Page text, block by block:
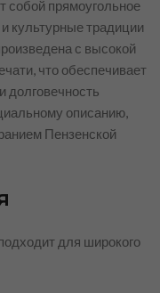
собой прямоугольное
культурные традиции
с высокой
что обеспечивает
долговечность
описанию,
Пензенской
для широкого